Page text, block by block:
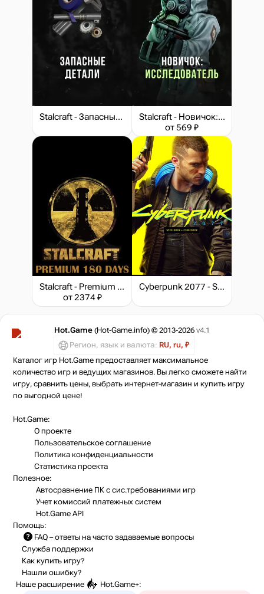
Stalcraft - Запасные детали
Stalcraft - Новичок: Исследователь (перс.)
от 569 ₽
Stalcraft - Premium 180 days
от 2374 ₽
Cyberpunk 2077 - Steelbook + ComicBook Edition
Hot.Game (Hot-Game.info) © 2013-2026 v4.1
Регион, язык и валюта: RU, ru, ₽
Каталог игр Hot.Game предоставляет максимальное
количество игр и ведущих магазинов. Вы легко сможете найти
игру, сравнить цены, выбрать интернет-магазин и купить игру
по выгодной цене!
Hot.Game:
О проекте
Пользовательское соглашение
Политика конфиденциальности
Статистика проекта
Полезное:
Автосравнение ПК с сис.требованиями игр
Учет комиссий платежных систем
Hot.Game API
Помощь:
FAQ – ответы на часто задаваемые вопросы
Служба поддержки
Как купить игру?
Нашли ошибку?
Наше расширение
Hot.Game+: